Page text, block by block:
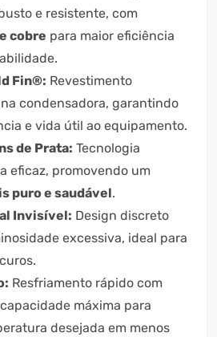
e resistente, com
cobre para maior eficiência
Fin®: Revestimento
condensadora, garantindo
e vida útil ao equipamento.
de Prata: Tecnologia
eficaz, promovendo um
puro e saudável.
Invisível: Design discreto
excessiva, ideal para
Resfriamento rápido com
máxima para
desejada em menos